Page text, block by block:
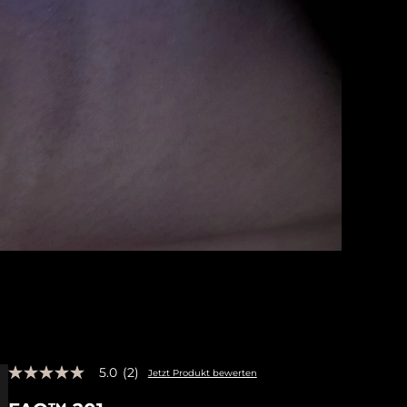
5.0
5.0 (2) Jetzt Produkt bewerten